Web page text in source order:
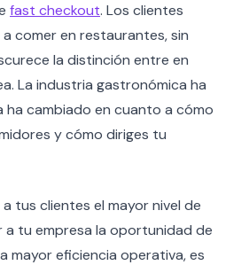
fast checkout. Los clientes
comer en restaurantes, sin
la distinción entre en
La industria gastronómica ha
ha cambiado en cuanto a cómo
y cómo diriges tu
tus clientes el mayor nivel de
a tu empresa la oportunidad de
mayor eficiencia operativa, es